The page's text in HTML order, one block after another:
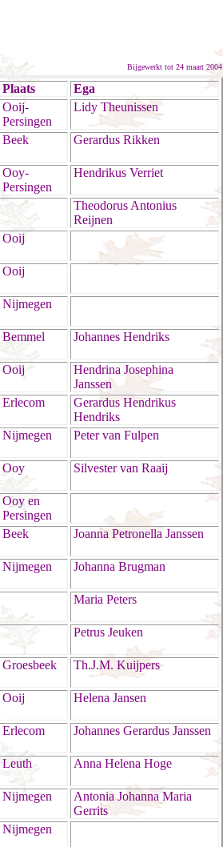
Bijgewerkt tot 24 maart 2004
Plaats
Ega
Ooij-
Persingen
Lidy Theunissen
Beek Gerardus Rikken
Ooy-
Persingen
Hendrikus Verriet
Theodorus Antonius
Reijnen
Ooij
Ooij
Nijmegen
Bemmel Johannes Hendriks
Ooij
Hendrina Josephina
Janssen
Erlecom
Gerardus Hendrikus
Hendriks
Nijmegen Peter van Fulpen
Ooy Silvester van Raaij
Ooy en
Persingen
Beek Joanna Petronella Janssen
Nijmegen Johanna Brugman
Maria Peters
Petrus Jeuken
Groesbeek Th.J.M. Kuijpers
Ooij Helena Jansen
Erlecom Johannes Gerardus Janssen
Leuth Anna Helena Hoge
Nijmegen
Antonia Johanna Maria
Gerrits
Nijmegen